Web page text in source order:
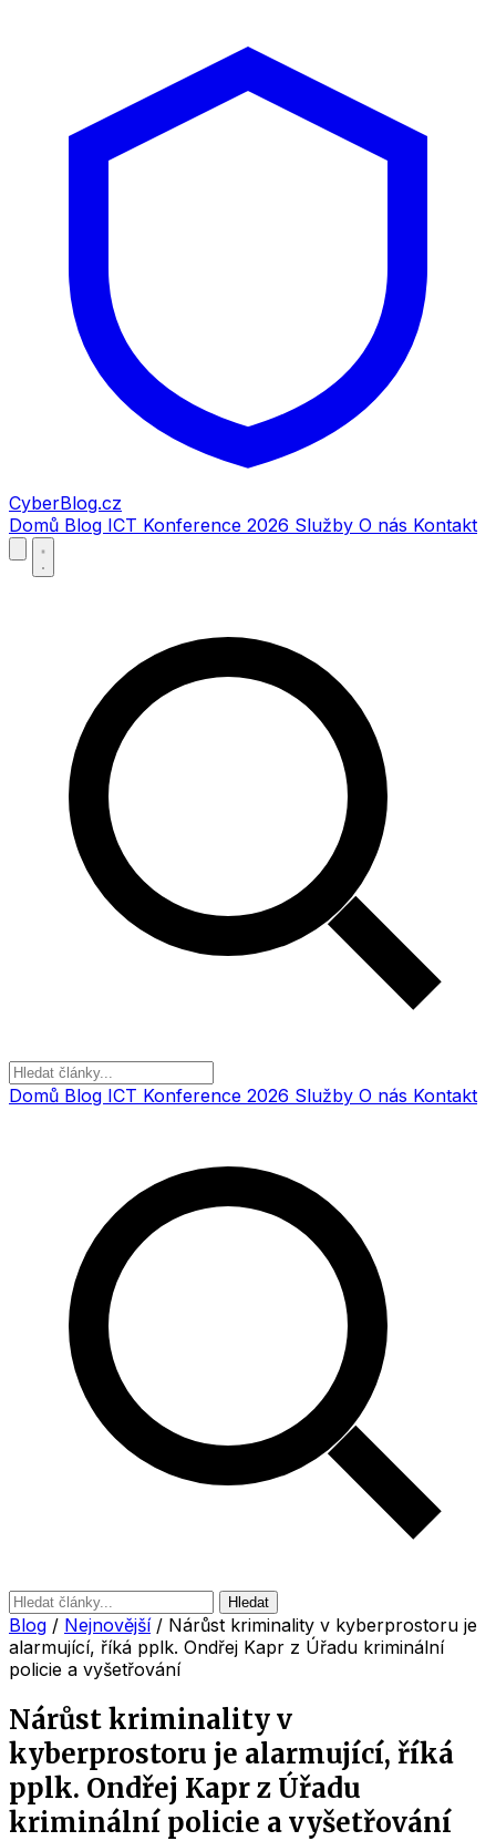
CyberBlog.cz
Domů Blog ICT Konference 2026 Služby O nás Kontakt
Domů Blog ICT Konference 2026 Služby O nás Kontakt
Hledat
Blog / Nejnovější / Nárůst kriminality v kyberprostoru je
alarmující, říká pplk. Ondřej Kapr z Úřadu kriminální
policie a vyšetřování
Nárůst kriminality v
kyberprostoru je alarmující, říká
pplk. Ondřej Kapr z Úřadu
kriminální policie a vyšetřování